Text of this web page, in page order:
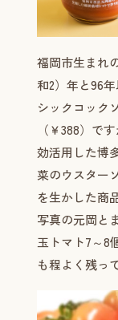
福岡市生まれ
和2）年と96
シックコック
（￥388）で
効活用した博
菜のウスター
を生かした商
写真の元岡と
玉トマト7～8
も程よく残っ